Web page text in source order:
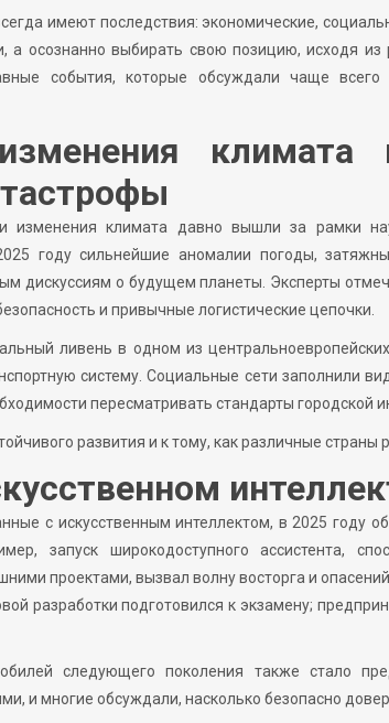
имеют последствия: экономические,
а осознанно выбирать свою позицию, исходя из
события, которые обсуждали чаще
изменения климата давно вышли за рамки
году сильнейшие аномалии погоды,
дискуссиям о будущем планеты. Эксперты
и привычные логистические цепочки.
ливень в одном из
систему. Социальные сети заполнили
пересматривать стандарты городской
развития и к тому, как различные страны
с искусственным интеллектом, в 2025 году
запуск широкодоступного ассистента,
проектами, вызвал волну восторга и
разработки подготовился к экзамену;
следующего поколения также стало
и многие обсуждали, насколько безопасно